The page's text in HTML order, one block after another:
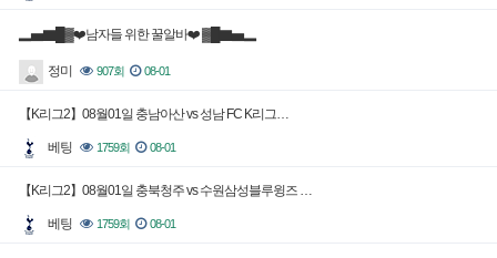
▂▅▇█▓❤️남자들 위한 꿀알바❤️ ▓█▇▅▂
정미 907회 08-01
【K리그2】08월01일 충남아산 vs 성남 FC K리그…
베팅 1759회 08-01
【K리그2】08월01일 충북청주 vs 수원삼성블루윙즈 …
베팅 1759회 08-01